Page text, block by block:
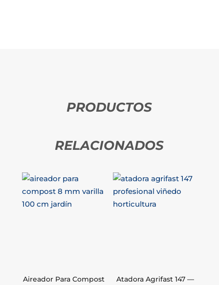
PRODUCTOS
RELACIONADOS
Aireador Para Compost
Atadora Agrifast 147 —